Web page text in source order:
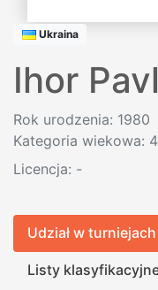
Ukraina
Ihor
Rok urodzenia: 1980
Kategoria wiekowa:
Licencja: -
Udział w turniejach
Listy